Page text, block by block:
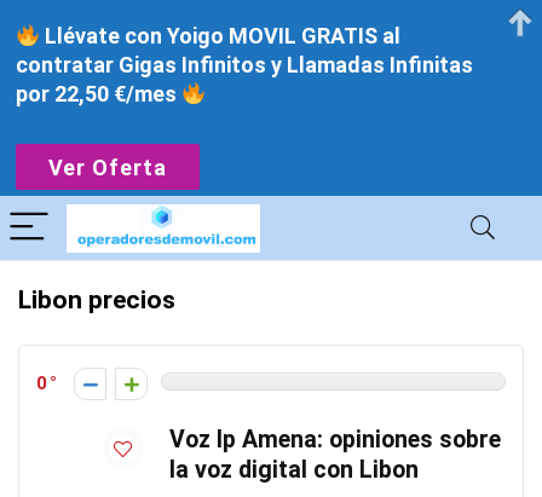
Libon precios
0
Voz Ip Amena: opiniones sobre
la voz digital con Libon
Llévate con Yoigo MOVIL GRATIS al
contratar Gigas Infinitos y Llamadas Infinitas
por 22,50 €/mes
Ver Oferta